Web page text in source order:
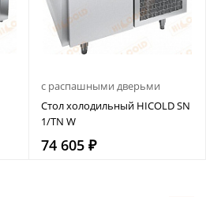
с распашными дверьми
Стол холодильный HICOLD SN
1/TN W
74 605 ₽